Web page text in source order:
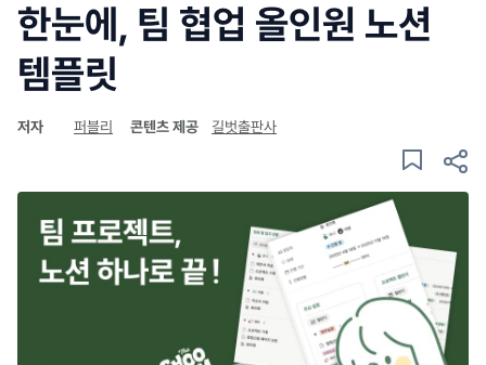
한눈에, 팀 협업 올인원 노션
템플릿
저자 퍼블리 콘텐츠 제공 길벗출판사